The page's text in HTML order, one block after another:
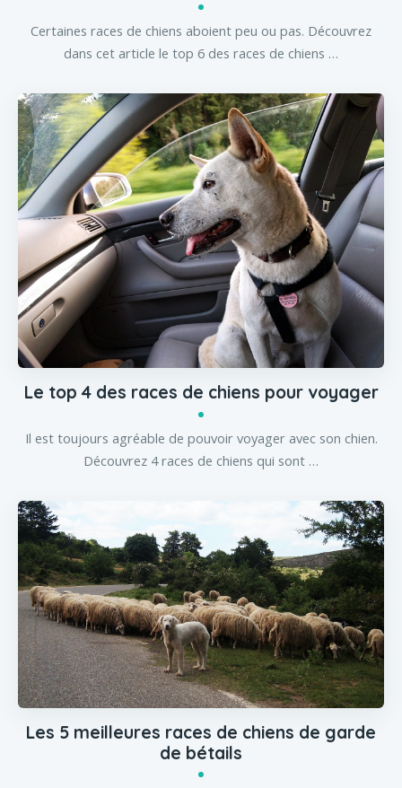
Certaines races de chiens aboient peu ou pas. Découvrez
dans cet article le top 6 des races de chiens …
Le top 4 des races de chiens pour voyager
Il est toujours agréable de pouvoir voyager avec son chien.
Découvrez 4 races de chiens qui sont …
Les 5 meilleures races de chiens de garde
de bétails